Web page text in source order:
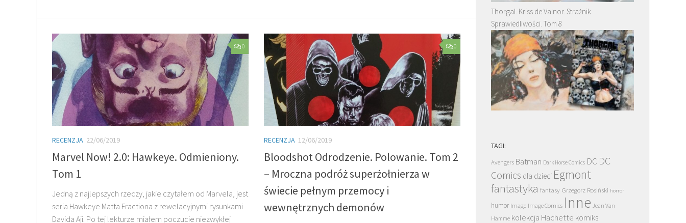
0
RECENZJA 22/06/2019
Marvel Now! 2.0: Hawkeye. Odmieniony.
Tom 1
Jedną z najlepszych rzeczy, jakie czytałem od Marvela, jest
seria Hawkeye Matta Fractiona z rewelacyjnymi rysunkami
Davida Aji. Po tej lekturze miałem poczucie niezwykłej
0
RECENZJA 12/06/2019
Bloodshot Odrodzenie. Polowanie. Tom 2
– Mroczna podróż superżołnierza w
świecie pełnym przemocy i
wewnętrznych demonów
Thorgal. Kriss de Valnor. Strażnik
Sprawiedliwości. Tom 8
TAGI:
Avengers Batman Dark Horse Comics DC DC
Comics dla dzieci Egmont
fantastyka fantasy Grzegorz Rosiński horror
humor Image Image Comics Inne Jean Van
Hamme kolekcja Hachette komiks